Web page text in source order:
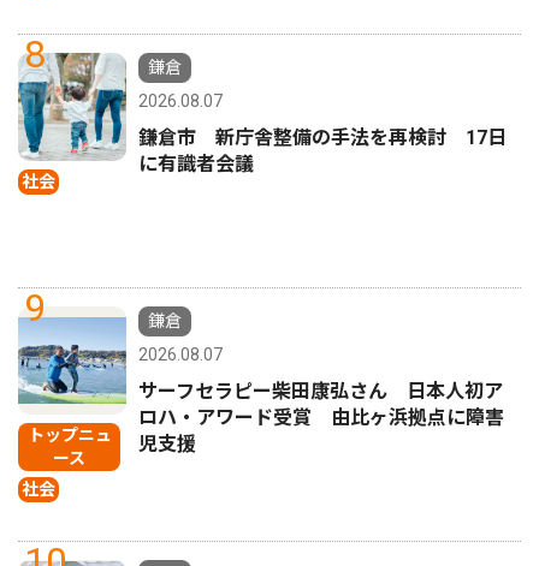
8
社会
鎌倉
2026.08.07
鎌倉市 新庁舎整備の手法を再検討 17日
に有識者会議
9
トップニュ
ース
社会
鎌倉
2026.08.07
サーフセラピー柴田康弘さん 日本人初ア
ロハ・アワード受賞 由比ヶ浜拠点に障害
児支援